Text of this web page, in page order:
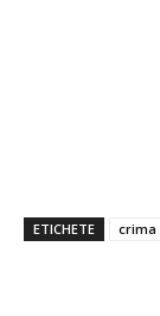
ETICHETE crima